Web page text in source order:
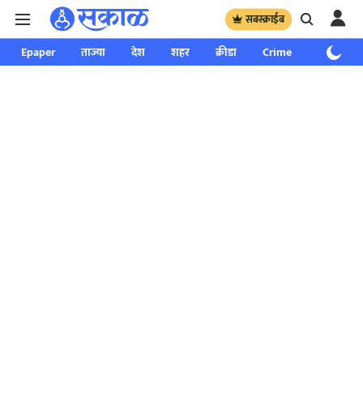
सबस्क्राईब
Epaper ताज्या देश शहर क्रीडा Crime साप्ताहिक